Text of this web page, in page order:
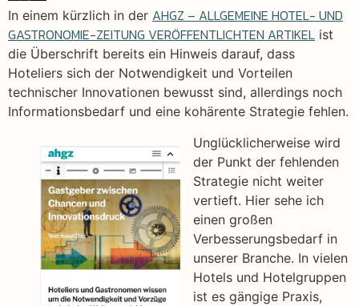
In einem kürzlich in der AHGZ – ALLGEMEINE HOTEL- UND
GASTRONOMIE-ZEITUNG VERÖFFENTLICHTEN ARTIKEL ist
die Überschrift bereits ein Hinweis darauf, dass
Hoteliers sich der Notwendigkeit und Vorteilen
technischer Innovationen bewusst sind, allerdings noch
Informationsbedarf und eine kohärente Strategie fehlen.
Unglücklicherweise wird
der Punkt der fehlenden
Strategie nicht weiter
vertieft. Hier sehe ich
einen großen
Verbesserungsbedarf in
unserer Branche. In vielen
Hotels und Hotelgruppen
ist es gängige Praxis,